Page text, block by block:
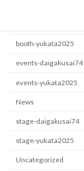
booth-yukata2025
events-daigakusai74
events-yukata2025
News
stage-daigakusai74
stage-yukata2025
Uncategorized